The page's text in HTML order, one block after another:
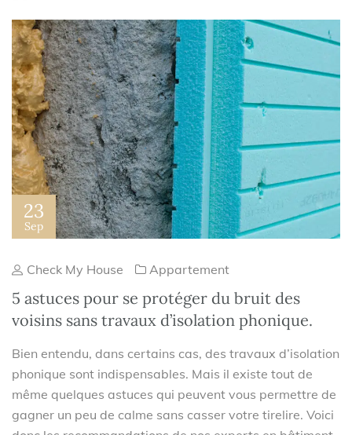
23
Sep
Check My House Appartement
5 astuces pour se protéger du bruit des
voisins sans travaux d’isolation phonique.
Bien entendu, dans certains cas, des travaux d’isolation
phonique sont indispensables. Mais il existe tout de
même quelques astuces qui peuvent vous permettre de
gagner un peu de calme sans casser votre tirelire. Voici